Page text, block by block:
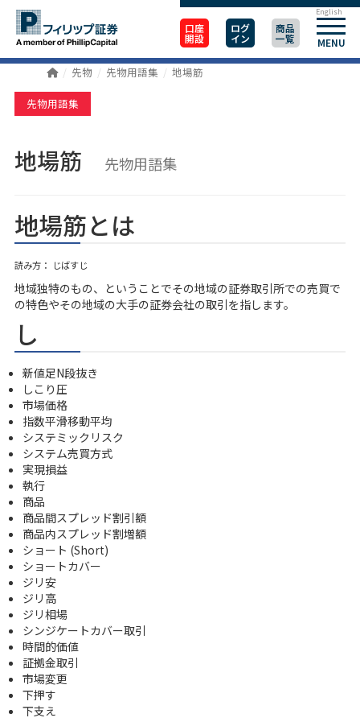
口座
開設
ログ
イン
商品
一覧 MENU
English
先物 先物用語集 地場筋
先物用語集
地場筋 先物用語集
地場筋とは
読み方： じばすじ
地域独特のもの、ということでその地域の証券取引所での売買で
の特色やその地域の大手の証券会社の取引を指します。
し
新値足N段抜き
しこり圧
市場価格
指数平滑移動平均
システミックリスク
システム売買方式
実現損益
執行
商品
商品間スプレッド割引額
商品内スプレッド割増額
ショート (Short)
ショートカバー
ジリ安
ジリ高
ジリ相場
シンジケートカバー取引
時間的価値
証拠金取引
市場変更
下押す
下支え